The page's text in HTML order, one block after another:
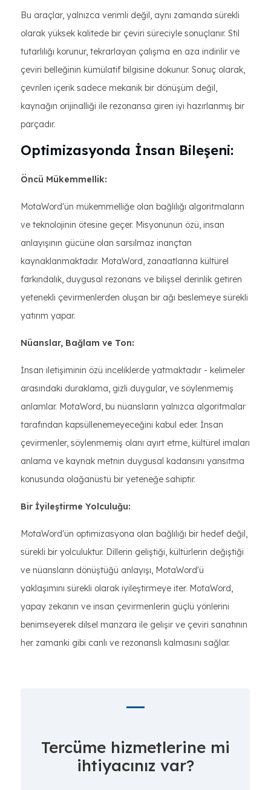
Bu araçlar, yalnızca verimli değil, aynı zamanda sürekli
olarak yüksek kalitede bir çeviri süreciyle sonuçlanır. Stil
tutarlılığı korunur, tekrarlayan çalışma en aza indirilir ve
çeviri belleğinin kümülatif bilgisine dokunur. Sonuç olarak,
çevrilen içerik sadece mekanik bir dönüşüm değil,
kaynağın orijinalliği ile rezonansa giren iyi hazırlanmış bir
parçadır.
Optimizasyonda İnsan Bileşeni:
Öncü Mükemmellik:
MotaWord'ün mükemmelliğe olan bağlılığı algoritmaların
ve teknolojinin ötesine geçer. Misyonunun özü, insan
anlayışının gücüne olan sarsılmaz inançtan
kaynaklanmaktadır. MotaWord, zanaatlarına kültürel
farkındalık, duygusal rezonans ve bilişsel derinlik getiren
yetenekli çevirmenlerden oluşan bir ağı beslemeye sürekli
yatırım yapar.
Nüanslar, Bağlam ve Ton:
İnsan iletişiminin özü inceliklerde yatmaktadır - kelimeler
arasındaki duraklama, gizli duygular, ve söylenmemiş
anlamlar. MotaWord, bu nüansların yalnızca algoritmalar
tarafından kapsüllenemeyeceğini kabul eder. İnsan
çevirmenler, söylenmemiş olanı ayırt etme, kültürel imaları
anlama ve kaynak metnin duygusal kadansını yansıtma
konusunda olağanüstü bir yeteneğe sahiptir.
Bir İyileştirme Yolculuğu:
MotaWord'ün optimizasyona olan bağlılığı bir hedef değil,
sürekli bir yolculuktur. Dillerin geliştiği, kültürlerin değiştiği
ve nüansların dönüştüğü anlayışı, MotaWord'ü
yaklaşımını sürekli olarak iyileştirmeye iter. MotaWord,
yapay zekanın ve insan çevirmenlerin güçlü yönlerini
benimseyerek dilsel manzara ile gelişir ve çeviri sanatının
her zamanki gibi canlı ve rezonanslı kalmasını sağlar.
Tercüme hizmetlerine mi
ihtiyacınız var?